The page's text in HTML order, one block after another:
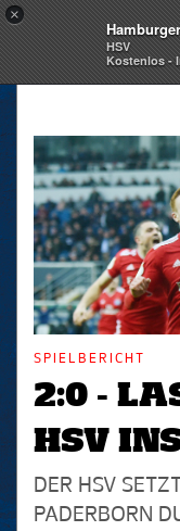
×
HSV
Kostenlos -
skip_navigation
SPIELBERICHT
2:0 -
HSV
DER HSV
PADERBORN